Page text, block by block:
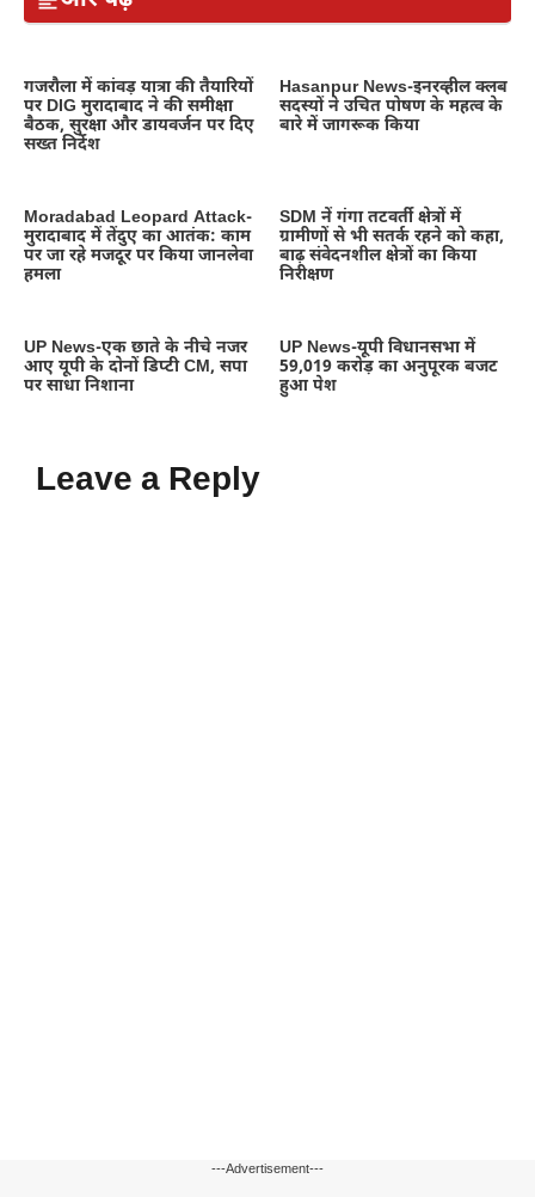
गजरौला में कांवड़ यात्रा की तैयारियों
पर DIG मुरादाबाद ने की समीक्षा
बैठक, सुरक्षा और डायवर्जन पर दिए
सख्त निर्देश
Hasanpur News-इनरव्हील क्लब
सदस्यों ने उचित पोषण के महत्व के
बारे में जागरूक किया
Moradabad Leopard Attack-
मुरादाबाद में तेंदुए का आतंक: काम
पर जा रहे मजदूर पर किया जानलेवा
हमला
SDM नें गंगा तटवर्ती क्षेत्रों में
ग्रामीणों से भी सतर्क रहने को कहा,
बाढ़ संवेदनशील क्षेत्रों का किया
निरीक्षण
UP News-एक छाते के नीचे नजर
आए यूपी के दोनों डिप्टी CM, सपा
पर साधा निशाना
UP News-यूपी विधानसभा में
59,019 करोड़ का अनुपूरक बजट
हुआ पेश
Leave a Reply
---Advertisement---